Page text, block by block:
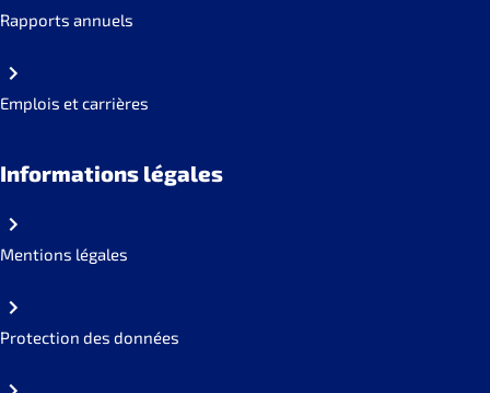
Rapports annuels
Emplois et carrières
Informations légales
Mentions légales
Protection des données